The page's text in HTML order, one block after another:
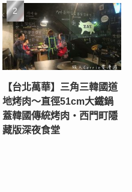
【台北萬華】三角三韓國道
地烤肉～直徑51cm大鐵鍋
蓋韓國傳統烤肉‧西門町隱
藏版深夜食堂